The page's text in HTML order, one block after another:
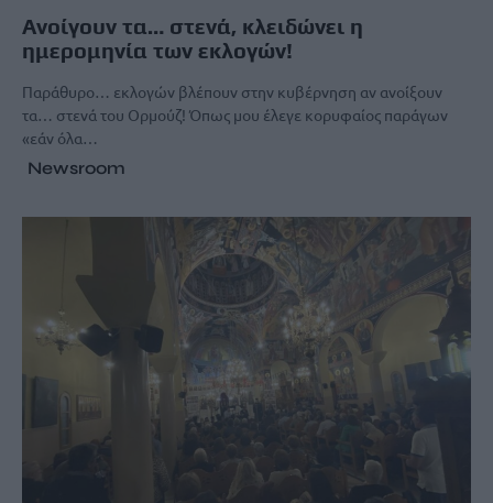
Ανοίγουν τα… στενά, κλειδώνει η
ημερομηνία των εκλογών!
Παράθυρο… εκλογών βλέπουν στην κυβέρνηση αν ανοίξουν
τα… στενά του Ορμούζ! Όπως μου έλεγε κορυφαίος παράγων
«εάν όλα…
Newsroom